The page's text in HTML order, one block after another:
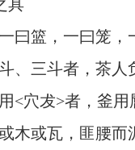
篮，一曰笼，
、三斗者，茶人
犮>者，釜用
或瓦，匪腰而